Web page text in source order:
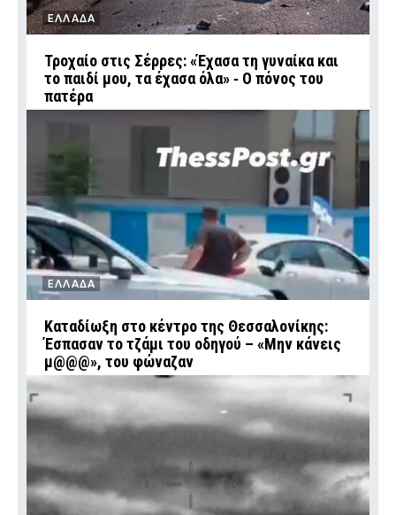
ΕΛΛΑΔΑ
Τροχαίο στις Σέρρες: «Έχασα τη γυναίκα και
το παιδί μου, τα έχασα όλα» ‑ Ο πόνος του
πατέρα
ΕΛΛΑΔΑ
Καταδίωξη στο κέντρο της Θεσσαλονίκης:
Έσπασαν το τζάμι του οδηγού – «Μην κάνεις
μ@@@», του φώναζαν